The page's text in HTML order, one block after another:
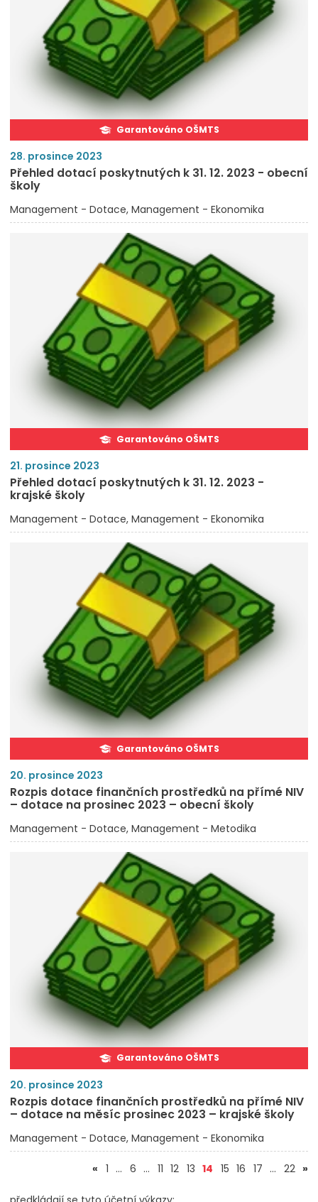
Garantováno OŠMTS
28. prosince 2023
Přehled dotací poskytnutých k 31. 12. 2023 - obecní
školy
Management - Dotace Management - Ekonomika
Garantováno OŠMTS
21. prosince 2023
Přehled dotací poskytnutých k 31. 12. 2023 -
krajské školy
Management - Dotace Management - Ekonomika
Garantováno OŠMTS
20. prosince 2023
Rozpis dotace finančních prostředků na přímé NIV
– dotace na prosinec 2023 – obecní školy
Management - Dotace Management - Metodika
Garantováno OŠMTS
20. prosince 2023
Rozpis dotace finančních prostředků na přímé NIV
– dotace na měsíc prosinec 2023 – krajské školy
Management - Dotace Management - Ekonomika
« 1 … 6 … 11 12 13 14 (aktuální)
15 16 17 … 22 »